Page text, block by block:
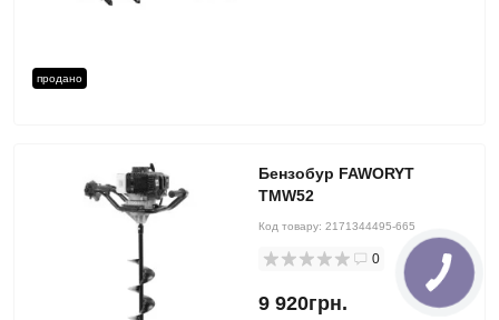
продано
Бензобур FAWORYT
TMW52
Код товару: 2171344495-665
0
9 920грн.